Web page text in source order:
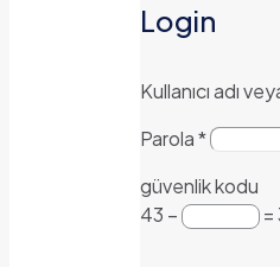
Login
Kullanıcı adı
Parola*
güvenlik kodu
43 −
=